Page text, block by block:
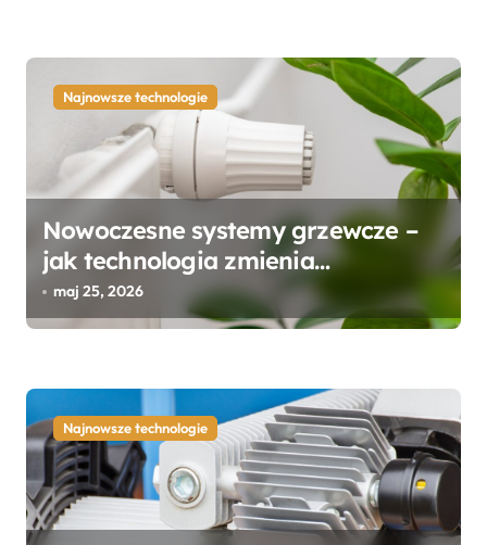
Najnowsze technologie
Nowoczesne systemy grzewcze –
jak technologia zmienia
ogrzewanie domów?
maj 25, 2026
Najnowsze technologie